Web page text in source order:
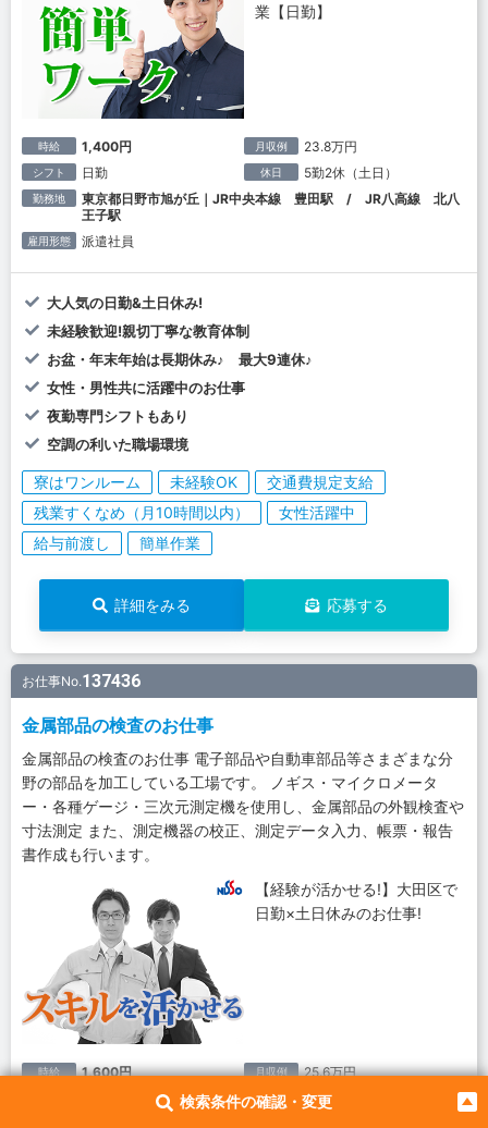
検索条件の確認・変更
業【日勤】
時給 1,400円 月収例 23.8万円
シフト 日勤 休日 5勤2休（土日）
勤務地
東京都日野市旭が丘｜JR中央本線 豊田駅 / JR八高線 北八
王子駅
雇用形態 派遣社員
大人気の日勤&土日休み!
未経験歓迎!親切丁寧な教育体制
お盆・年末年始は長期休み♪ 最大9連休♪
女性・男性共に活躍中のお仕事
夜勤専門シフトもあり
空調の利いた職場環境
寮はワンルーム 未経験OK
交通費規定支給
残業すくなめ（月10時間以内）
女性活躍中
給与前渡し
簡単作業
詳細をみる 応募する
お仕事No.137436
金属部品の検査のお仕事
金属部品の検査のお仕事 電子部品や自動車部品等さまざまな分
野の部品を加工している工場です。 ノギス・マイクロメータ
ー・各種ゲージ・三次元測定機を使用し、金属部品の外観検査や
寸法測定 また、測定機器の校正、測定データ入力、帳票・報告
書作成も行います。
【経験が活かせる!】大田区で
日勤×土日休みのお仕事!
時給 1,600円 月収例 25.6万円
休日 5勤2休（土日）